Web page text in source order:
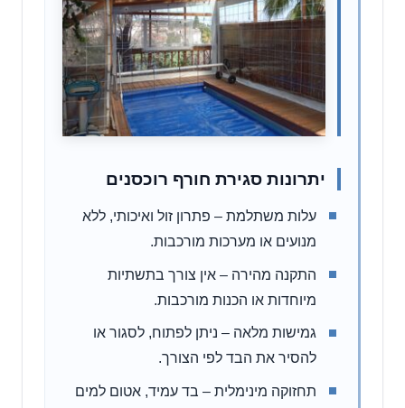
יתרונות סגירת חורף רוכסנים
עלות משתלמת – פתרון זול ואיכותי, ללא
מנועים או מערכות מורכבות.
התקנה מהירה – אין צורך בתשתיות
מיוחדות או הכנות מורכבות.
גמישות מלאה – ניתן לפתוח, לסגור או
להסיר את הבד לפי הצורך.
תחזוקה מינימלית – בד עמיד, אטום למים